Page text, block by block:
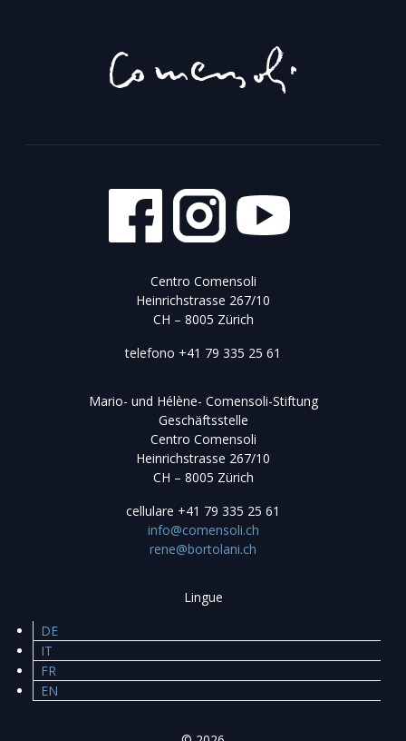
Centro Comensoli
Heinrichstrasse 267/10
CH – 8005 Zürich
telefono +41 79 335 25 61
Mario- und Hélène- Comensoli-Stiftung
Geschäftsstelle
Centro Comensoli
Heinrichstrasse 267/10
CH – 8005 Zürich
cellulare +41 79 335 25 61
info@comensoli.ch
rene@bortolani.ch
Lingue
DE
IT
FR
EN